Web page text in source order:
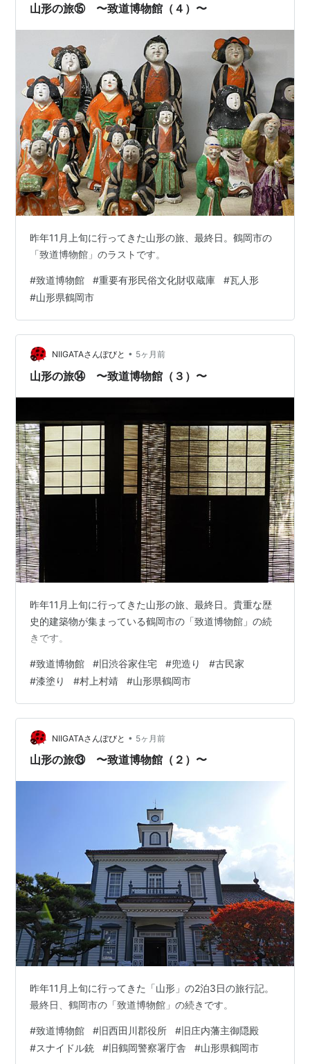
山形の旅⑮ 〜致道博物館（４）〜
昨年11月上旬に行ってきた山形の旅、最終日。鶴岡市の
「致道博物館」のラストです。
#致道博物館 #重要有形民俗文化財収蔵庫 #瓦人形
#山形県鶴岡市
NIIGATAさんぽびと • 5ヶ月前
山形の旅⑭ 〜致道博物館（３）〜
昨年11月上旬に行ってきた山形の旅、最終日。貴重な歴
史的建築物が集まっている鶴岡市の「致道博物館」の続
きです。
#致道博物館 #旧渋谷家住宅 #兜造り #古民家
#漆塗り #村上村靖 #山形県鶴岡市
NIIGATAさんぽびと • 5ヶ月前
山形の旅⑬ 〜致道博物館（２）〜
昨年11月上旬に行ってきた「山形」の2泊3日の旅行記。
最終日、鶴岡市の「致道博物館」の続きです。
#致道博物館 #旧西田川郡役所 #旧庄内藩主御隠殿
#スナイドル銃 #旧鶴岡警察署庁舎 #山形県鶴岡市